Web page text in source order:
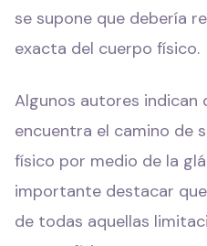
se supone que debería
exacta del cuerpo físico.
Algunos autores indican
encuentra el camino de
físico por medio de la
importante destacar
de todas aquellas